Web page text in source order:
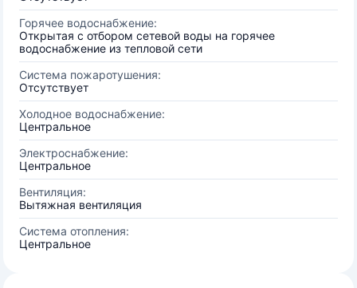
Горячее водоснабжение:
Открытая с отбором сетевой воды на горячее
водоснабжение из тепловой сети
Система пожаротушения:
Отсутствует
Холодное водоснабжение:
Центральное
Электроснабжение:
Центральное
Вентиляция:
Вытяжная вентиляция
Система отопления:
Центральное